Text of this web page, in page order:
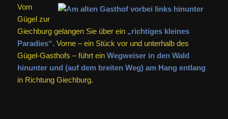
Vom
Gügel zur
Giechburg gelangen Sie über ein „richtiges kleines
Paradies“. Vorne – ein Stück vor und unterhalb des
Gügel-Gasthofs – führt ein Wegweiser in den Wald
hinunter und (auf dem breiten Weg) am Hang entlang
in Richtung Giechburg.